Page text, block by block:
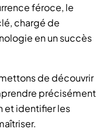
féroce, le
chargé de
en un succès
de découvrir
précisément
et identifier les